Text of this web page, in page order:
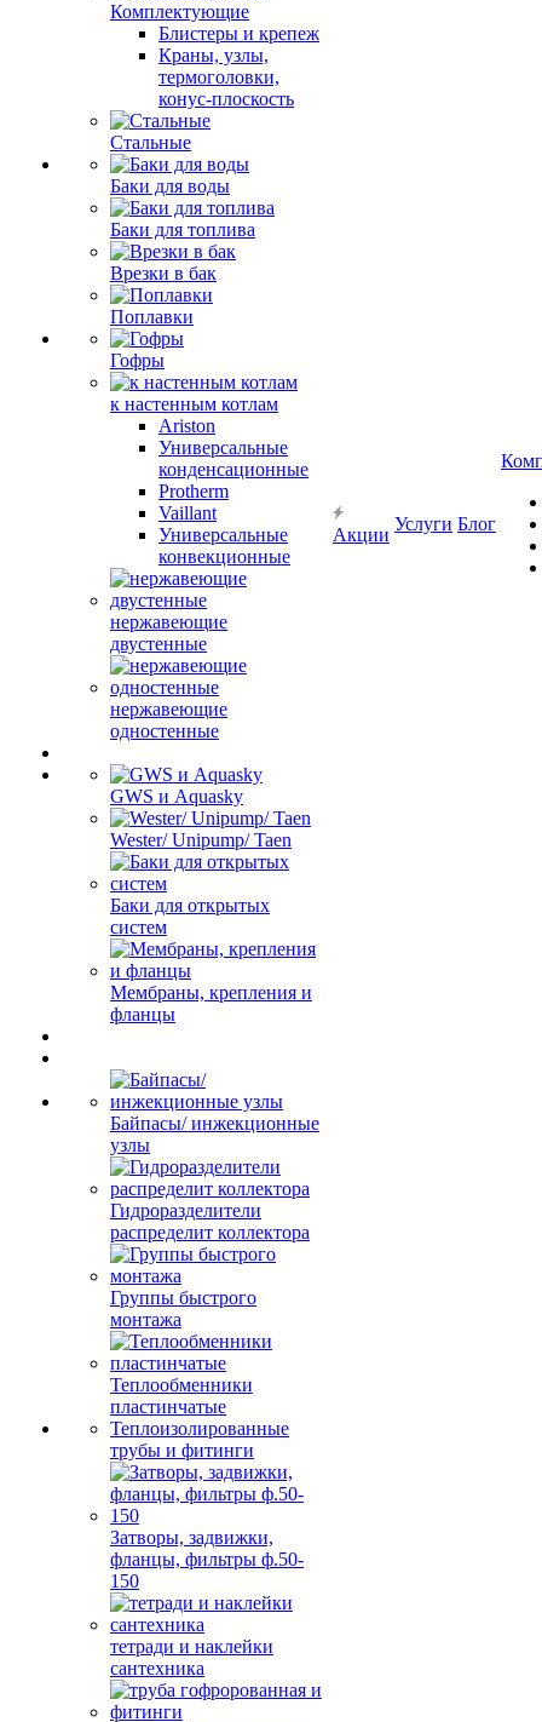
Комплектующие
Блистеры и крепеж
Краны, узлы,
термоголовки,
конус-плоскость
Стальные
Баки для воды
Баки для топлива
Врезки в бак
Поплавки
Гофры
к настенным котлам
Ariston
Универсальные
конденсационные
Protherm
Vaillant
Универсальные
конвекционные
нержавеющие
двустенные
нержавеющие
одностенные
GWS и Aquasky
Wester/ Unipump/ Taen
Баки для открытых
систем
Мембраны, крепления и
фланцы
Байпасы/ инжекционные
узлы
Гидроразделители
распределит коллектора
Группы быстрого
монтажа
Теплообменники
пластинчатые
Теплоизолированные
трубы и фитинги
Затворы, задвижки,
фланцы, фильтры ф.50-
150
тетради и наклейки
сантехника
Акции
Услуги Блог